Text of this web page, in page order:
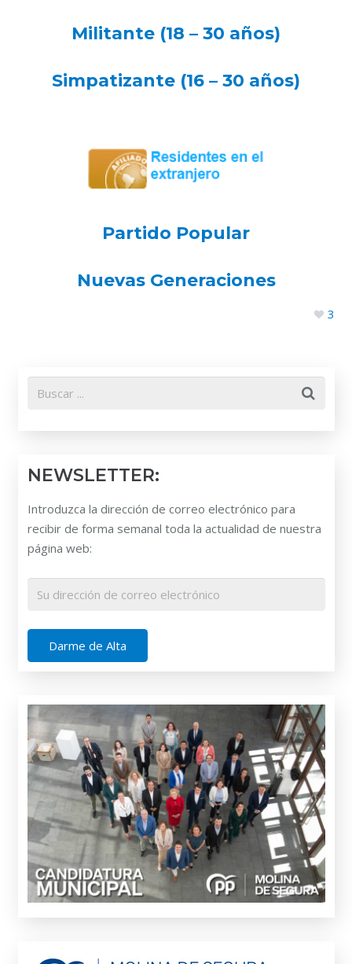
Militante (18 – 30 años)
Simpatizante (16 – 30 años)
Partido Popular
Nuevas Generaciones
3
NEWSLETTER:
Introduzca la dirección de correo electrónico para
recibir de forma semanal toda la actualidad de nuestra
página web: